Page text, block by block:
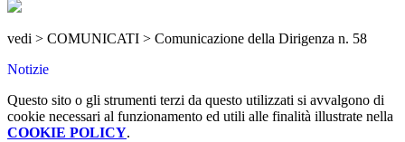
vedi > COMUNICATI > Comunicazione della Dirigenza n. 58
Notizie
Questo sito o gli strumenti terzi da questo utilizzati si avvalgono di
cookie necessari al funzionamento ed utili alle finalità illustrate nella
COOKIE POLICY.